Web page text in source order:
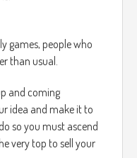
games, people who
than usual.
and coming
idea and make it to
so you must ascend
very top to sell your